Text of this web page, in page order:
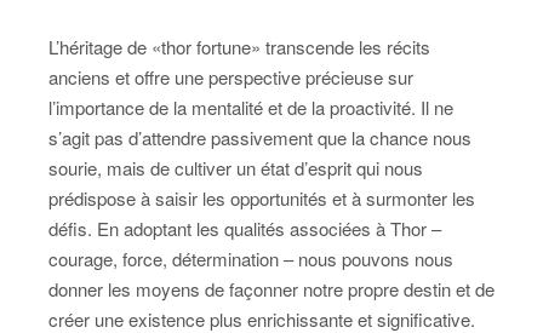
L’héritage de «thor fortune» transcende les récits
anciens et offre une perspective précieuse sur
l’importance de la mentalité et de la proactivité. Il ne
s’agit pas d’attendre passivement que la chance nous
sourie, mais de cultiver un état d’esprit qui nous
prédispose à saisir les opportunités et à surmonter les
défis. En adoptant les qualités associées à Thor –
courage, force, détermination – nous pouvons nous
donner les moyens de façonner notre propre destin et de
créer une existence plus enrichissante et significative.